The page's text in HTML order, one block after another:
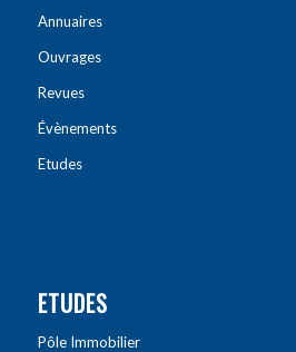
Annuaires
Ouvrages
Revues
Évènements
Etudes
ETUDES
Pôle Immobilier